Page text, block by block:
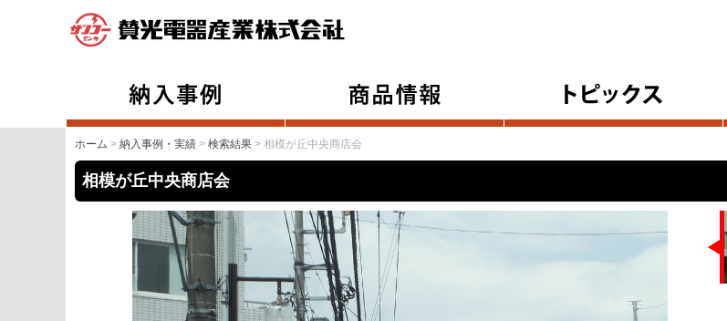
ホーム > 納入事例・実績 > 検索結果 > 相模が丘中央商店会
相模が丘中央商店会